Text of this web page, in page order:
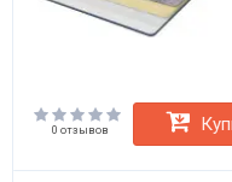
0 отзывов